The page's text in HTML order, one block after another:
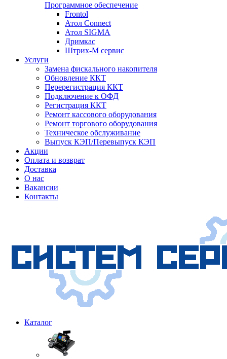
Программное обеспечение
Frontol
Атол Connect
Атол SIGMA
Дримкас
Штрих-М сервис
Услуги
Замена фискального накопителя
Обновление ККТ
Перерегистрация ККТ
Подключение к ОФД
Регистрация ККТ
Ремонт кассового оборудования
Ремонт торгового оборудования
Техническое обслуживание
Выпуск КЭП/Перевыпуск КЭП
Акции
Оплата и возврат
Доставка
О нас
Вакансии
Контакты
Каталог